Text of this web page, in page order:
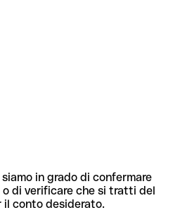
in grado di confermare
di verificare che si tratti del
il conto desiderato.